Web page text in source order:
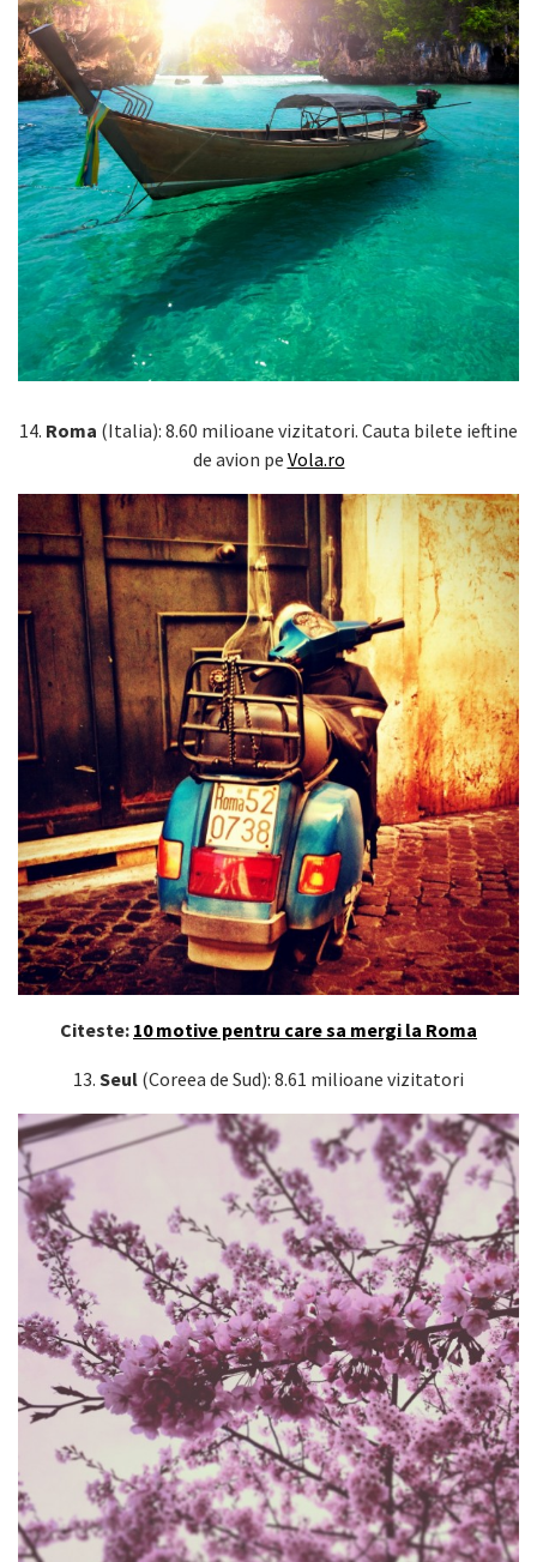
14. Roma (Italia): 8.60 milioane vizitatori. Cauta bilete ieftine
de avion pe Vola.ro
Citeste: 10 motive pentru care sa mergi la Roma
13. Seul (Coreea de Sud): 8.61 milioane vizitatori